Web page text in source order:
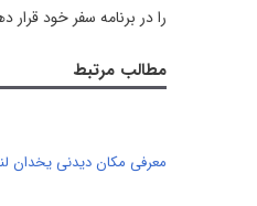
را در برنامه سفر خود قرار
مطالب مرتبط
معرفی مکان دیدنی یخدان